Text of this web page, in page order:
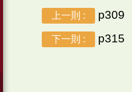
上一則 : p309
下一則 : p315